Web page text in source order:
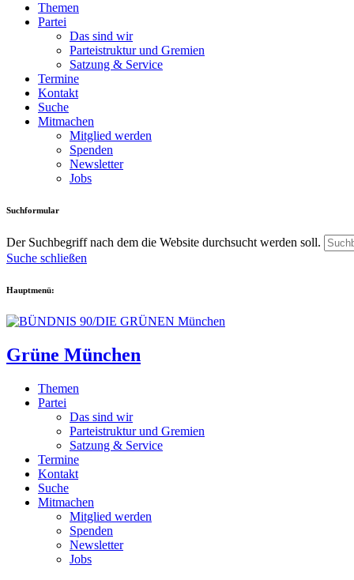
Themen
Partei
Das sind wir
Parteistruktur und Gremien
Satzung & Service
Termine
Kontakt
Suche
Mitmachen
Mitglied werden
Spenden
Newsletter
Jobs
Suchformular
Der Suchbegriff nach dem die Website durchsucht werden soll.
Suche schließen
Hauptmenü:
Grüne München
Themen
Partei
Das sind wir
Parteistruktur und Gremien
Satzung & Service
Termine
Kontakt
Suche
Mitmachen
Mitglied werden
Spenden
Newsletter
Jobs